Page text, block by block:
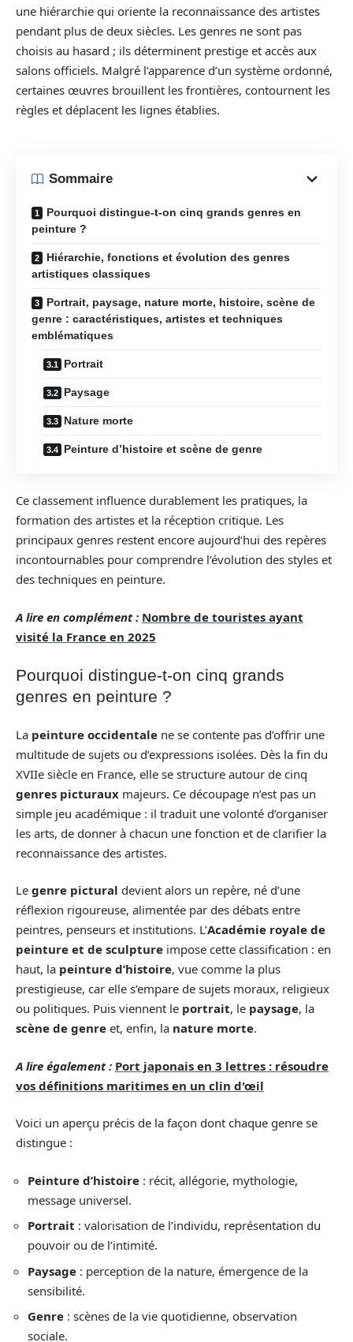
une hiérarchie qui oriente la reconnaissance des artistes
pendant plus de deux siècles. Les genres ne sont pas
choisis au hasard ; ils déterminent prestige et accès aux
salons officiels. Malgré l’apparence d’un système ordonné,
certaines œuvres brouillent les frontières, contournent les
règles et déplacent les lignes établies.
Sommaire
Pourquoi distingue-t-on cinq grands genres en
peinture ?
Hiérarchie, fonctions et évolution des genres
artistiques classiques
Portrait, paysage, nature morte, histoire, scène de
genre : caractéristiques, artistes et techniques
emblématiques
Portrait
Paysage
Nature morte
Peinture d’histoire et scène de genre
Ce classement influence durablement les pratiques, la
formation des artistes et la réception critique. Les
principaux genres restent encore aujourd’hui des repères
incontournables pour comprendre l’évolution des styles et
des techniques en peinture.
A lire en complément : Nombre de touristes ayant
visité la France en 2025
Pourquoi distingue-t-on cinq grands
genres en peinture ?
La peinture occidentale ne se contente pas d’offrir une
multitude de sujets ou d’expressions isolées. Dès la fin du
XVIIe siècle en France, elle se structure autour de cinq
genres picturaux majeurs. Ce découpage n’est pas un
simple jeu académique : il traduit une volonté d’organiser
les arts, de donner à chacun une fonction et de clarifier la
reconnaissance des artistes.
Le genre pictural devient alors un repère, né d’une
réflexion rigoureuse, alimentée par des débats entre
peintres, penseurs et institutions. L’Académie royale de
peinture et de sculpture impose cette classification : en
haut, la peinture d’histoire, vue comme la plus
prestigieuse, car elle s’empare de sujets moraux, religieux
ou politiques. Puis viennent le portrait, le paysage, la
scène de genre et, enfin, la nature morte.
A lire également : Port japonais en 3 lettres : résoudre
vos définitions maritimes en un clin d'œil
Voici un aperçu précis de la façon dont chaque genre se
distingue :
Peinture d’histoire : récit, allégorie, mythologie,
message universel.
Portrait : valorisation de l’individu, représentation du
pouvoir ou de l’intimité.
Paysage : perception de la nature, émergence de la
sensibilité.
Genre : scènes de la vie quotidienne, observation
sociale.